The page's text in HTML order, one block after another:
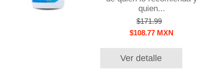
quien...
$171.99
$108.77 MXN
Ver detalle